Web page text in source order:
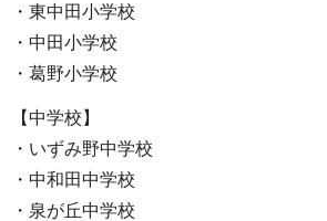
・東中田小学校
・中田小学校
・葛野小学校
【中学校】
・いずみ野中学校
・中和田中学校
・泉が丘中学校